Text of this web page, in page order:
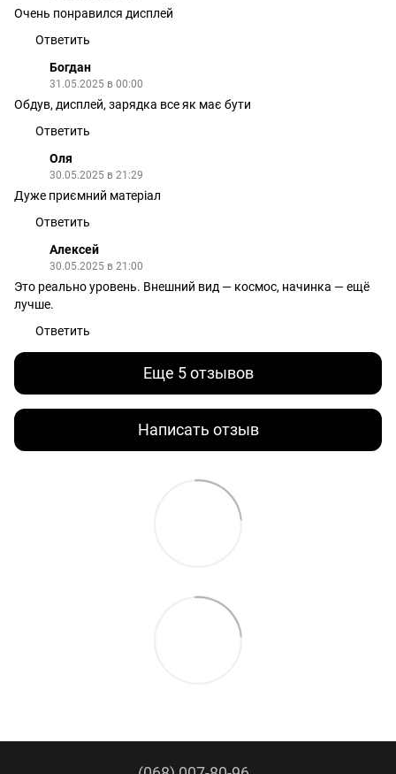
Очень понравился дисплей
Ответить
Богдан
31.05.2025 в 00:00
Обдув, дисплей, зарядка все як має бути
Ответить
Оля
30.05.2025 в 21:29
Дуже приємний матеріал
Ответить
Алексей
30.05.2025 в 21:00
Это реально уровень. Внешний вид — космос, начинка — ещё
лучше.
Ответить
Еще 5 отзывов
Написать отзыв